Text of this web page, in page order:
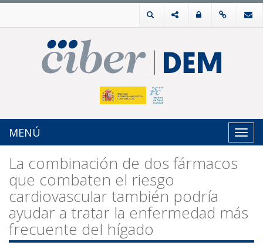
MENÚ
La combinación de dos fármacos
que combaten el riesgo
cardiovascular también podría
ayudar a tratar la enfermedad más
frecuente del hígado